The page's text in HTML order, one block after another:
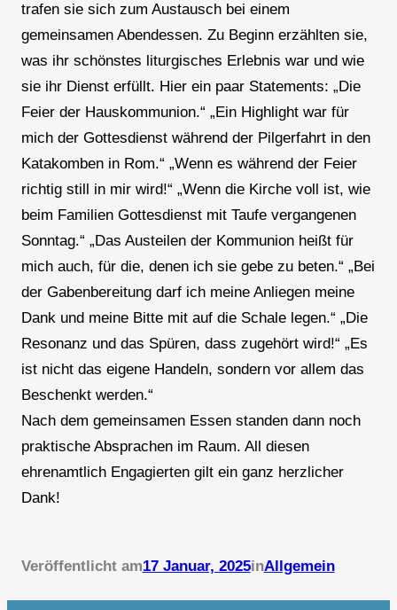
trafen sie sich zum Austausch bei einem
gemeinsamen Abendessen. Zu Beginn erzählten sie,
was ihr schönstes liturgisches Erlebnis war und wie
sie ihr Dienst erfüllt. Hier ein paar Statements: „Die
Feier der Hauskommunion.“ „Ein Highlight war für
mich der Gottesdienst während der Pilgerfahrt in den
Katakomben in Rom.“ „Wenn es während der Feier
richtig still in mir wird!“ „Wenn die Kirche voll ist, wie
beim Familien Gottesdienst mit Taufe vergangenen
Sonntag.“ „Das Austeilen der Kommunion heißt für
mich auch, für die, denen ich sie gebe zu beten.“ „Bei
der Gabenbereitung darf ich meine Anliegen meine
Dank und meine Bitte mit auf die Schale legen.“ „Die
Resonanz und das Spüren, dass zugehört wird!“ „Es
ist nicht das eigene Handeln, sondern vor allem das
Beschenkt werden.“
Nach dem gemeinsamen Essen standen dann noch
praktische Absprachen im Raum. All diesen
ehrenamtlich Engagierten gilt ein ganz herzlicher
Dank!
Veröffentlicht am17 Januar, 2025inAllgemein